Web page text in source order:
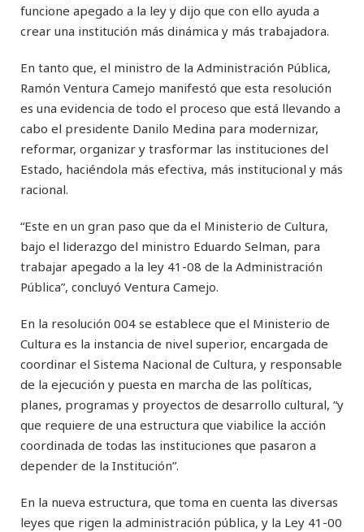
funcione apegado a la ley y dijo que con ello ayuda a
crear una institución más dinámica y más trabajadora.
En tanto que, el ministro de la Administración Pública,
Ramón Ventura Camejo manifestó que esta resolución
es una evidencia de todo el proceso que está llevando a
cabo el presidente Danilo Medina para modernizar,
reformar, organizar y trasformar las instituciones del
Estado, haciéndola más efectiva, más institucional y más
racional.
“Este en un gran paso que da el Ministerio de Cultura,
bajo el liderazgo del ministro Eduardo Selman, para
trabajar apegado a la ley 41-08 de la Administración
Pública”, concluyó Ventura Camejo.
En la resolución 004 se establece que el Ministerio de
Cultura es la instancia de nivel superior, encargada de
coordinar el Sistema Nacional de Cultura, y responsable
de la ejecución y puesta en marcha de las políticas,
planes, programas y proyectos de desarrollo cultural, “y
que requiere de una estructura que viabilice la acción
coordinada de todas las instituciones que pasaron a
depender de la Institución”.
En la nueva estructura, que toma en cuenta las diversas
leyes que rigen la administración pública, y la Ley 41-00